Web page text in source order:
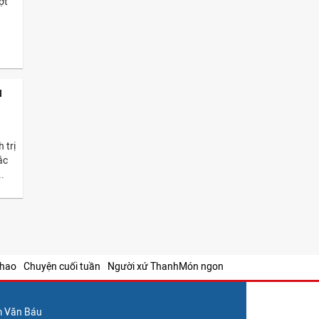
trị
Chuyện cuối tuần Người xứ ThanhMón ngon
Văn Báu